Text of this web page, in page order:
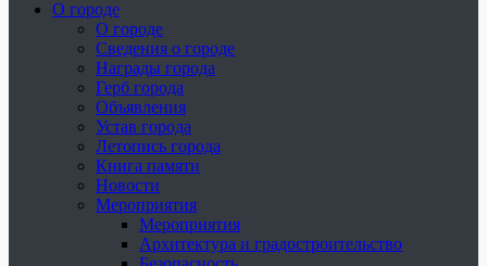
О городе
О городе
Сведения о городе
Награды города
Герб города
Объявления
Устав города
Летопись города
Книга памяти
Новости
Мероприятия
Мероприятия
Архитектура и градостроительство